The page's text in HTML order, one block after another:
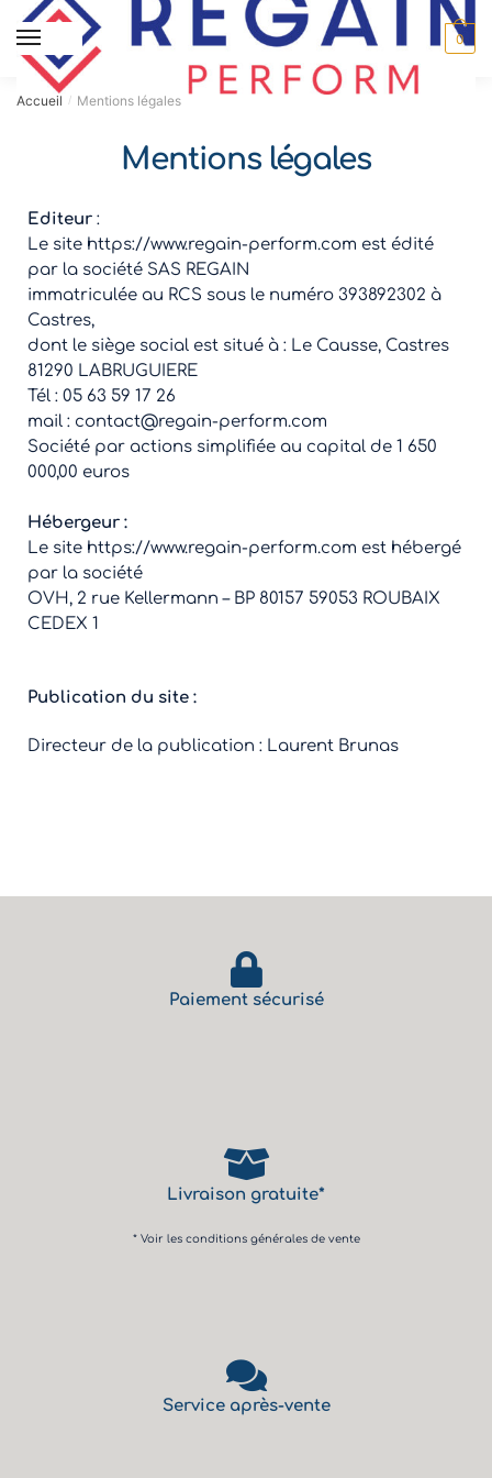
0
Accueil / Mentions légales
Mentions légales
Editeur :
Le site https://www.regain-perform.com est édité
par la société SAS REGAIN
immatriculée au RCS sous le numéro 393892302 à
Castres,
dont le siège social est situé à : Le Causse, Castres
81290 LABRUGUIERE
Tél : 05 63 59 17 26
mail : contact@regain-perform.com
Société par actions simplifiée au capital de 1 650
000,00 euros
Hébergeur :
Le site https://www.regain-perform.com est hébergé
par la société
OVH, 2 rue Kellermann – BP 80157 59053 ROUBAIX
CEDEX 1
Publication du site :
Directeur de la publication : Laurent Brunas
Paiement sécurisé
Livraison gratuite*
* Voir les conditions générales de vente
Service après-vente